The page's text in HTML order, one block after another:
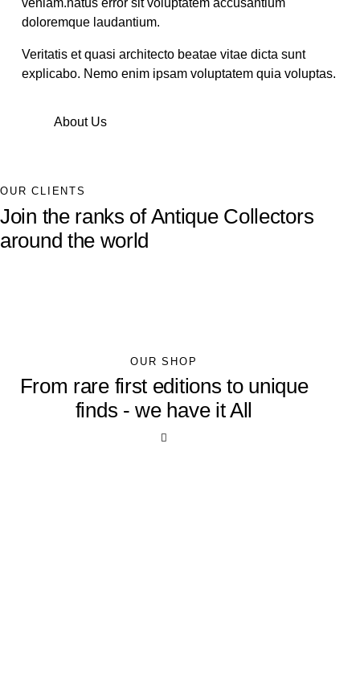
doloremque laudantium.
Veritatis et quasi architecto beatae vitae dicta sunt
explicabo. Nemo enim ipsam voluptatem quia voluptas.
About Us
OUR CLIENTS
Join the ranks of Antique Collectors
around the world
OUR SHOP
From rare first editions to unique
finds - we have it All